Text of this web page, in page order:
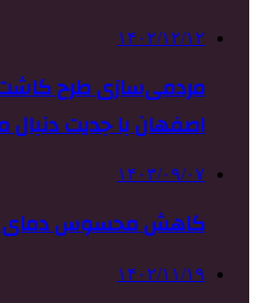
۱۴۰۲/۱۲/۱۲
مردمی‌سازی طرح کاشت
اصفهان با جدیت
۱۴۰۳/۰۹/۰۷
کاهش محسوس دمای
۱۴۰۲/۱۱/۱۹